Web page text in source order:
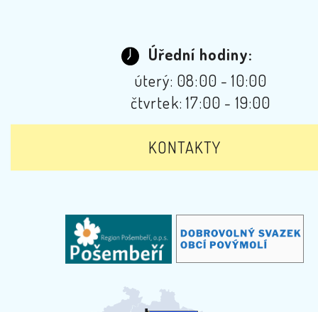
Úřední hodiny:
úterý: 08:00 - 10:00
čtvrtek: 17:00 - 19:00
KONTAKTY